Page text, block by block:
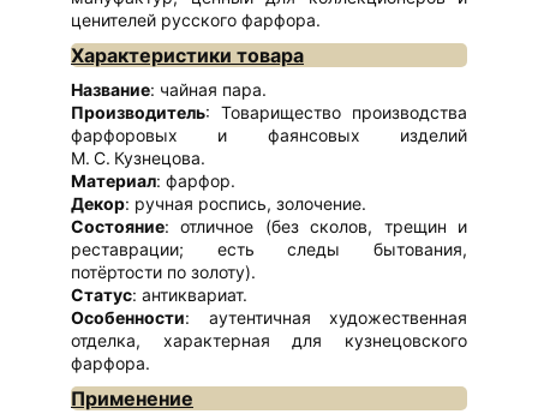
ценителей русского фарфора.
Характеристики товара
Название: чайная пара.
Производитель: Товарищество производства
фарфоровых и фаянсовых изделий
М. С. Кузнецова.
Материал: фарфор.
Декор: ручная роспись, золочение.
Состояние: отличное (без сколов, трещин и
реставрации; есть следы бытования,
потёртости по золоту).
Статус: антиквариат.
Особенности: аутентичная художественная
отделка, характерная для кузнецовского
фарфора.
Применение